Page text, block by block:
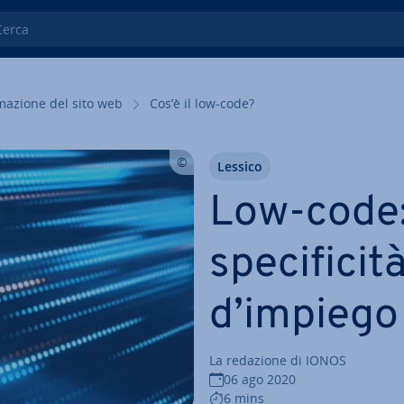
del sito web Cos’è il low-code?
Low-
d’impiego
La redazione di IONOS
06 ago 2020
6 mins
Lessico